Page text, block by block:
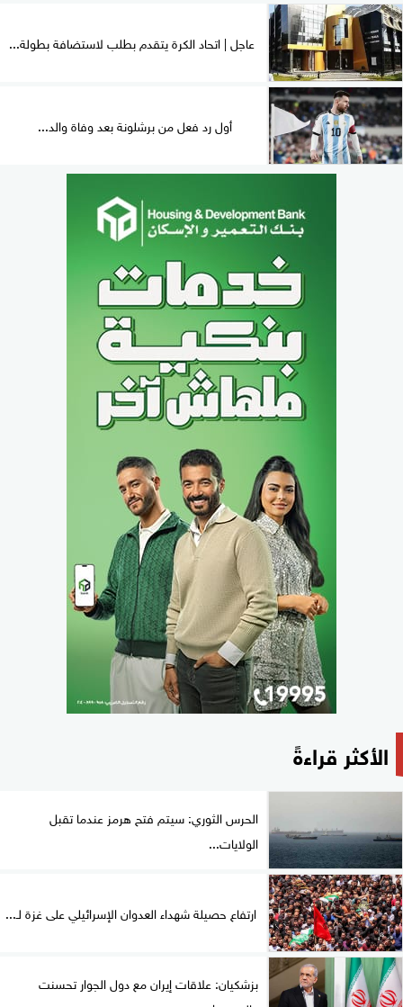
عاجل | اتحاد الكرة يتقدم بطلب لاستضافة بطولة...
أول رد فعل من برشلونة بعد وفاة والد...
الأكثر قراءةً
الحرس الثوري: سيتم فتح هرمز عندما تقبل
الولايات...
ارتفاع حصيلة شهداء العدوان الإسرائيلي على غزة لـ...
بزشكيان: علاقات إيران مع دول الجوار تحسنت